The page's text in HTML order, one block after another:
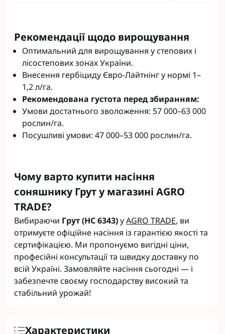
Рекомендації щодо вирощування
Оптимальний для вирощування у степових і
лісостепових зонах України.
Внесення гербіциду Євро-Лайтнінг у нормі 1–
1,2 л/га.
Рекомендована густота перед збиранням:
Умови достатнього зволоження: 57 000–63 000
рослин/га.
Посушливі умови: 47 000–53 000 рослин/га.
Чому варто купити насіння
соняшнику Грут у магазині AGRO
TRADE?
Вибираючи Грут (НС 6343)уAGRO TRADE, ви
отримуєте офіційне насіння із гарантією якості та
сертифікацією. Ми пропонуємо вигідні ціни,
професійні консультації та швидку доставку по
всій Україні. Замовляйте насіння сьогодні — і
забезпечте своєму господарству високий та
стабільний урожай!
Характеристики